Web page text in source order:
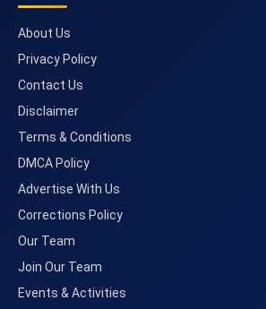
About Us
Privacy Policy
Contact Us
Disclaimer
Terms & Conditions
DMCA Policy
Advertise With Us
Corrections Policy
Our Team
Join Our Team
Events & Activities